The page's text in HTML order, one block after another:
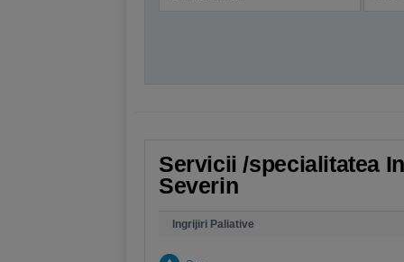
Servicii /specialitatea
Severin
Ingrijiri Paliative